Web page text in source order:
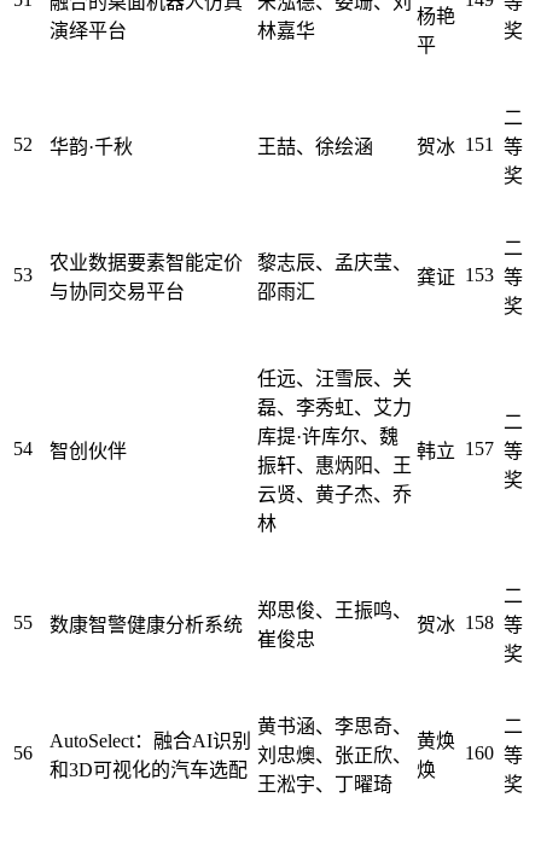
演绎平台
林嘉华
杨艳
平
奖
52 华韵·千秋 王喆、徐绘涵 贺冰 151
二
等
奖
53
农业数据要素智能定价
与协同交易平台
黎志辰、孟庆莹、
邵雨汇
龚证 153
二
等
奖
54 智创伙伴
任远、汪雪辰、关
磊、李秀虹、艾力
库提·许库尔、魏
振轩、惠炳阳、王
云贤、黄子杰、乔
林
韩立 157
二
等
奖
55 数康智警健康分析系统
郑思俊、王振鸣、
崔俊忠
贺冰 158
二
等
奖
56
AutoSelect：融合AI识别
和3D可视化的汽车选配
黄书涵、李思奇、
刘忠燠、张正欣、
王淞宇、丁曜琦
黄焕
焕
160
二
等
奖